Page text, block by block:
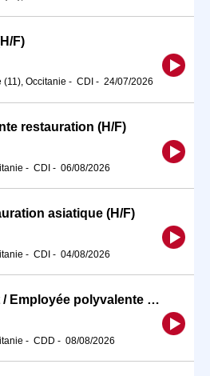
F)
(11), Occitanie - CDI - 24/07/2026
restauration (H/F)
- CDI - 06/08/2026
asiatique (H/F)
- CDI - 04/08/2026
Employé polyvalent / Employée polyvalente de restauration (H/F)
- CDD - 08/08/2026